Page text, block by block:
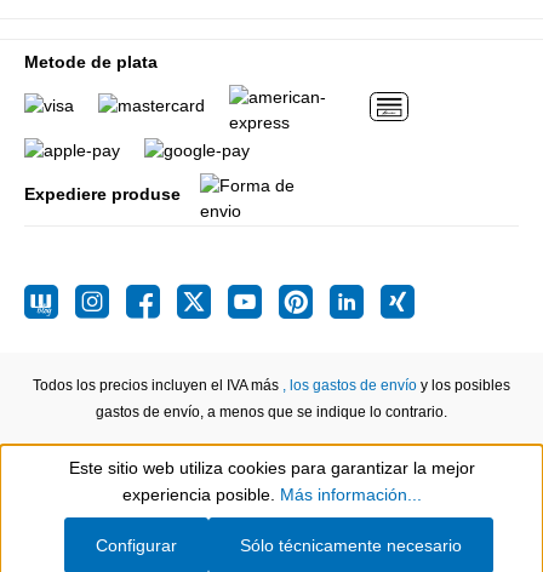
Metode de plata
Expediere produse
Todos los precios incluyen el IVA más , los gastos de envío y los posibles
gastos de envío, a menos que se indique lo contrario.
Show toolbar
Este sitio web utiliza cookies para garantizar la mejor
experiencia posible. Más información...
Sólo técnicamente necesario
Configurar